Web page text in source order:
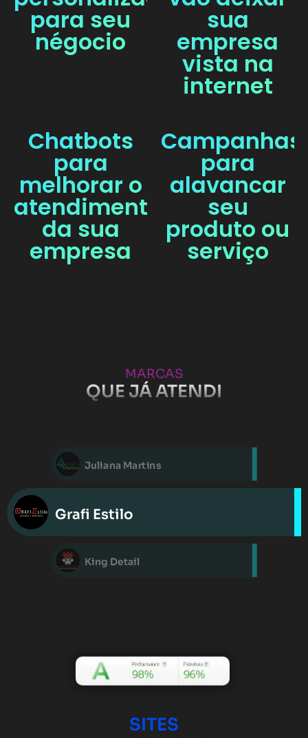
para seu
négocio
sua
empresa
vista na
internet
Chatbots
para
melhorar o
atendimento
da sua
empresa
Campanhas
para
alavancar
seu
produto ou
serviço
MARCAS
QUE JÁ ATENDI
Juliana Martins
Grafi Estilo
King Detail
Maple Bear
Prime 360
Assessoria Rocha
Multicorretora Assad
Solange Araujo Advocacia
SITES